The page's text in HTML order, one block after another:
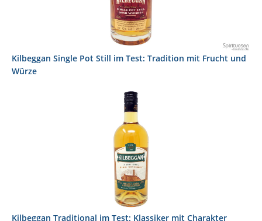
Kilbeggan Single Pot Still im Test: Tradition mit Frucht und
Würze
Kilbeggan Traditional im Test: Klassiker mit Charakter